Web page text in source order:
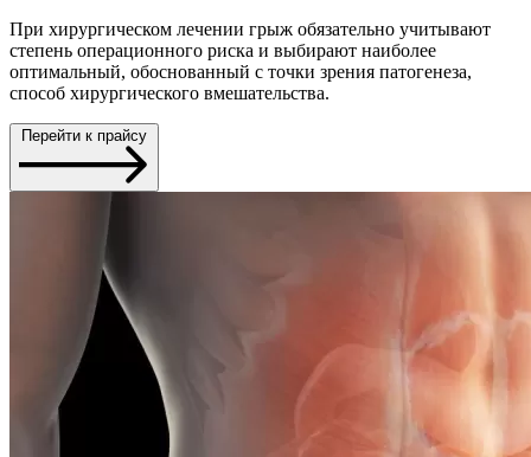
При хирургическом лечении грыж обязательно учитывают
степень операционного риска и выбирают наиболее
оптимальный, обоснованный с точки зрения патогенеза,
способ хирургического вмешательства.
Перейти к прайсу